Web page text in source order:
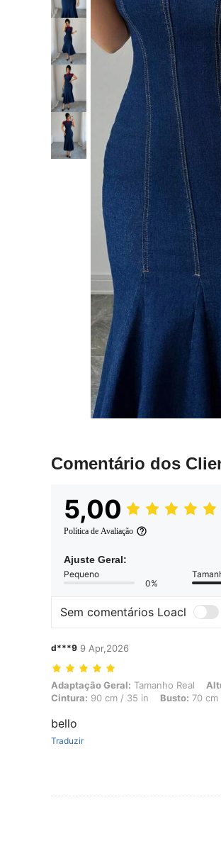
Comentário dos
5,00
Política de Avaliação
Ajuste Geral:
Pequeno
0%
Sem comentários Loacl
d***9 9 Apr,2026
Adaptação Geral: Tamanho Real, Altura:
Adaptação Geral: Tamanho Real
Cintura: 90 cm / 35 in Busto: 70
bello
Traduzir